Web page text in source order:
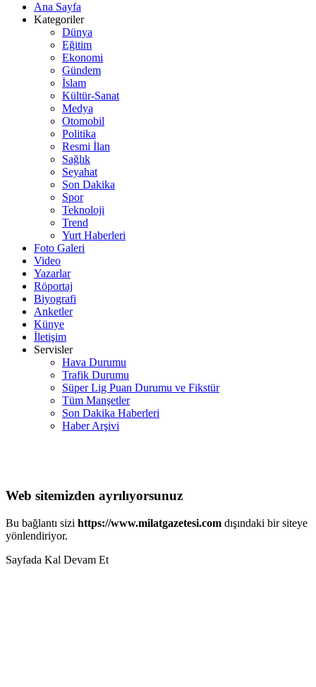
Ana Sayfa
Kategoriler
Dünya
Eğitim
Ekonomi
Gündem
İslam
Kültür-Sanat
Medya
Otomobil
Politika
Resmi İlan
Sağlık
Seyahat
Son Dakika
Spor
Teknoloji
Trend
Yurt Haberleri
Foto Galeri
Video
Yazarlar
Röportaj
Biyografi
Anketler
Künye
İletişim
Servisler
Hava Durumu
Trafik Durumu
Süper Lig Puan Durumu ve Fikstür
Tüm Manşetler
Son Dakika Haberleri
Haber Arşivi
Web sitemizden ayrılıyorsunuz
Bu bağlantı sizi https://www.milatgazetesi.com dışındaki bir siteye
yönlendiriyor.
Sayfada Kal Devam Et